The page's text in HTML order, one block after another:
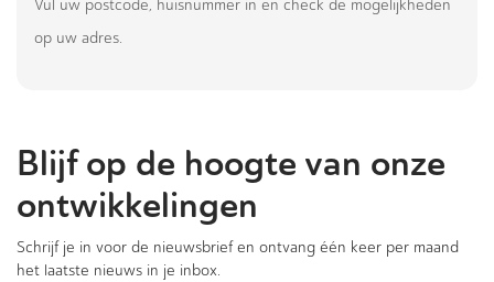
Vul uw postcode, huisnummer in en check de mogelijkheden
op uw adres.
Blijf op de hoogte van onze
ontwikkelingen
Schrijf je in voor de nieuwsbrief en ontvang één keer per maand
het laatste nieuws in je inbox.